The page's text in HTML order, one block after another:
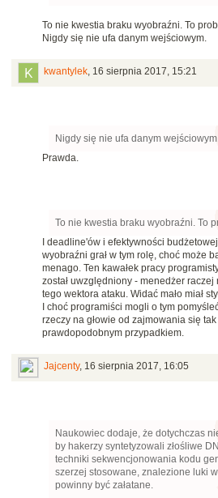
To nie kwestia braku wyobraźni. To
Nigdy się nie ufa danym wejściowym.
kwantylek, 16 sierpnia 2017, 15:21
Nigdy się nie ufa danym
Prawda.
To nie kwestia braku wyobraźni. To
I deadline'ów i efektywności
wyobraźni grał w tym rolę, choć może
menago. Ten kawałek pracy
został uwzględniony - menedżer raczej
tego wektora ataku. Widać mało miał
I choć programiści mogli o tym
rzeczy na głowie od zajmowania się tak
prawdopodobnym przypadkiem.
Jajcenty, 16 sierpnia 2017, 16:05
Naukowiec dodaje, że dotychczas
by hakerzy syntetyzowali złośliwe
techniki sekwencjonowania kodu
szerzej stosowane, znalezione luki
powinny być załatane.